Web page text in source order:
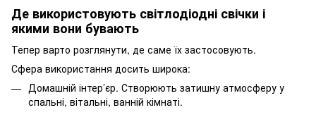
Де використовують світлодіодні свічки і
якими вони бувають
Тепер варто розглянути, де саме їх застосовують.
Сфера використання досить широка:
Домашній інтер’єр. Створюють затишну атмосферу у
спальні, вітальні, ванній кімнаті.